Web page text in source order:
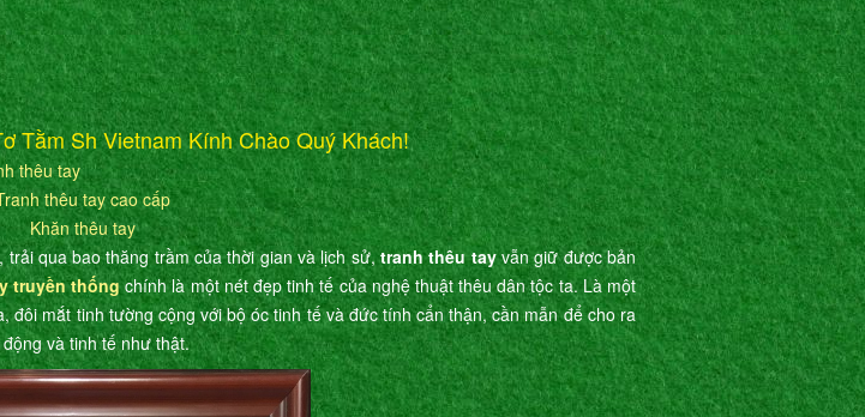
Tằm Sh Vietnam Kính Chào Quý Khách!
thêu tay
thêu tay cao cấp
Khăn thêu tay
qua bao thăng trầm của thời gian và lịch sử,tranh thêu tayvẫn giữ được bản
truyền thốngchính là một nét đẹp tinh tế của nghệ thuật thêu dân tộc ta. Là một
mắt tinh tường cộng với bộ óc tinh tế và đức tính cẩn thận, cần mẫn để cho ra
và tinh tế như thật.